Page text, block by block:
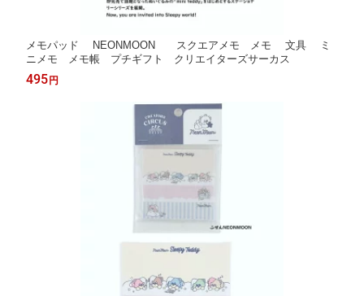
メモパッド NEONMOON スクエアメモ メモ 文具 ミ
ニメモ メモ帳 プチギフト クリエイターズサーカス
495 円